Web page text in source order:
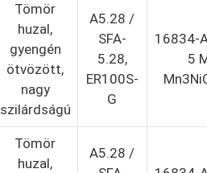
Tömör
huzal,
gyengén
ötvözött,
nagy
szilárdságú
A5.28 /
SFA-
5.28,
ER100S-
G
16834-
5
Tömör
huzal,
A5.28 /